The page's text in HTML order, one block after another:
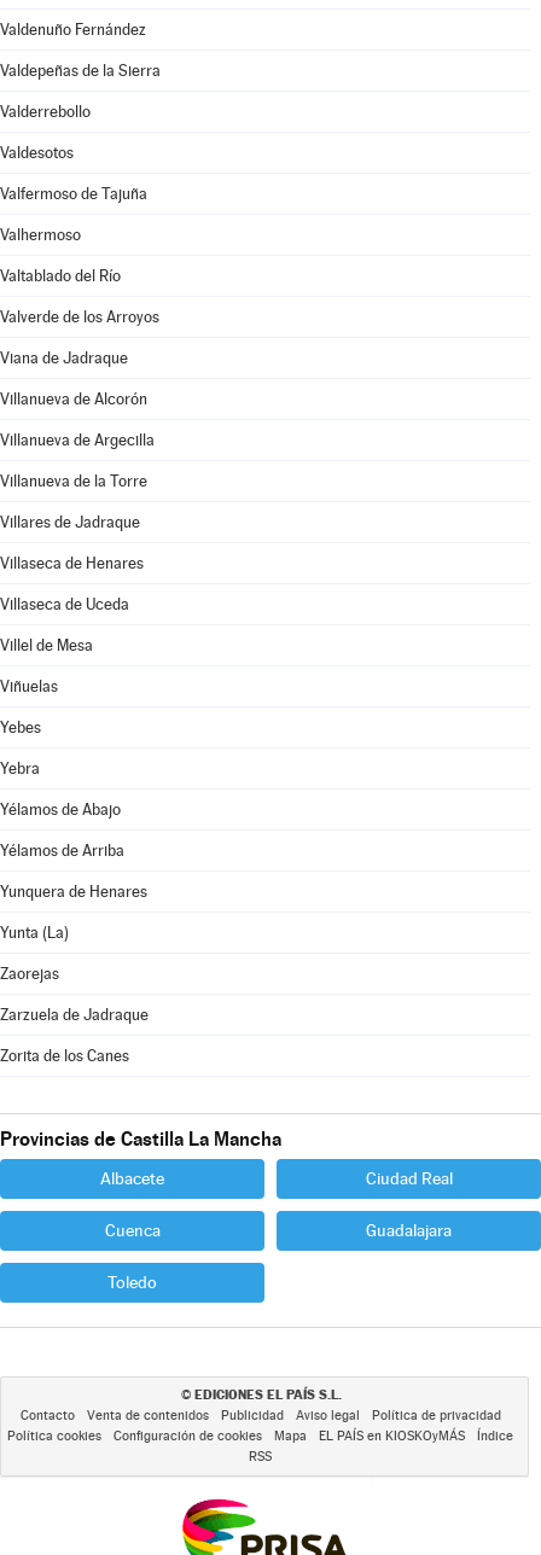
Valdenuño Fernández
Valdepeñas de la Sierra
Valderrebollo
Valdesotos
Valfermoso de Tajuña
Valhermoso
Valtablado del Río
Valverde de los Arroyos
Viana de Jadraque
Villanueva de Alcorón
Villanueva de Argecilla
Villanueva de la Torre
Villares de Jadraque
Villaseca de Henares
Villaseca de Uceda
Villel de Mesa
Viñuelas
Yebes
Yebra
Yélamos de Abajo
Yélamos de Arriba
Yunquera de Henares
Yunta (La)
Zaorejas
Zarzuela de Jadraque
Zorita de los Canes
Provincias de Castilla La Mancha
Albacete Ciudad Real
Cuenca Guadalajara
Toledo
© EDICIONES EL PAÍS S.L.
Contacto Venta de contenidos Publicidad Aviso legal
Política de privacidad
Política cookies
Configuración de cookies Mapa EL PAÍS en KIOSKOyMÁS
Índice
RSS